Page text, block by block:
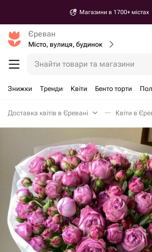
Магазини в 1700+ містах
Єреван
Місто, вулиця, будинок
Знайти товари та магазини
Знижки Тренди Квіти Бенто торти
Доставка квітів в Єревані Квіти в